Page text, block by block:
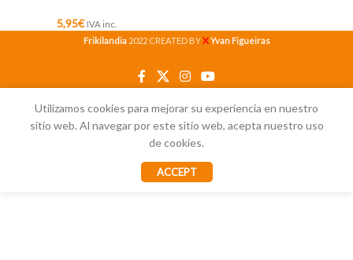
5,95€ IVA inc.
Frikilandia 2022 CREATED BYXYvan Figueiras
Utilizamos cookies para mejorar su experiencia en nuestro
sitio web. Al navegar por este sitio web, acepta nuestro uso
de cookies.
ACCEPT